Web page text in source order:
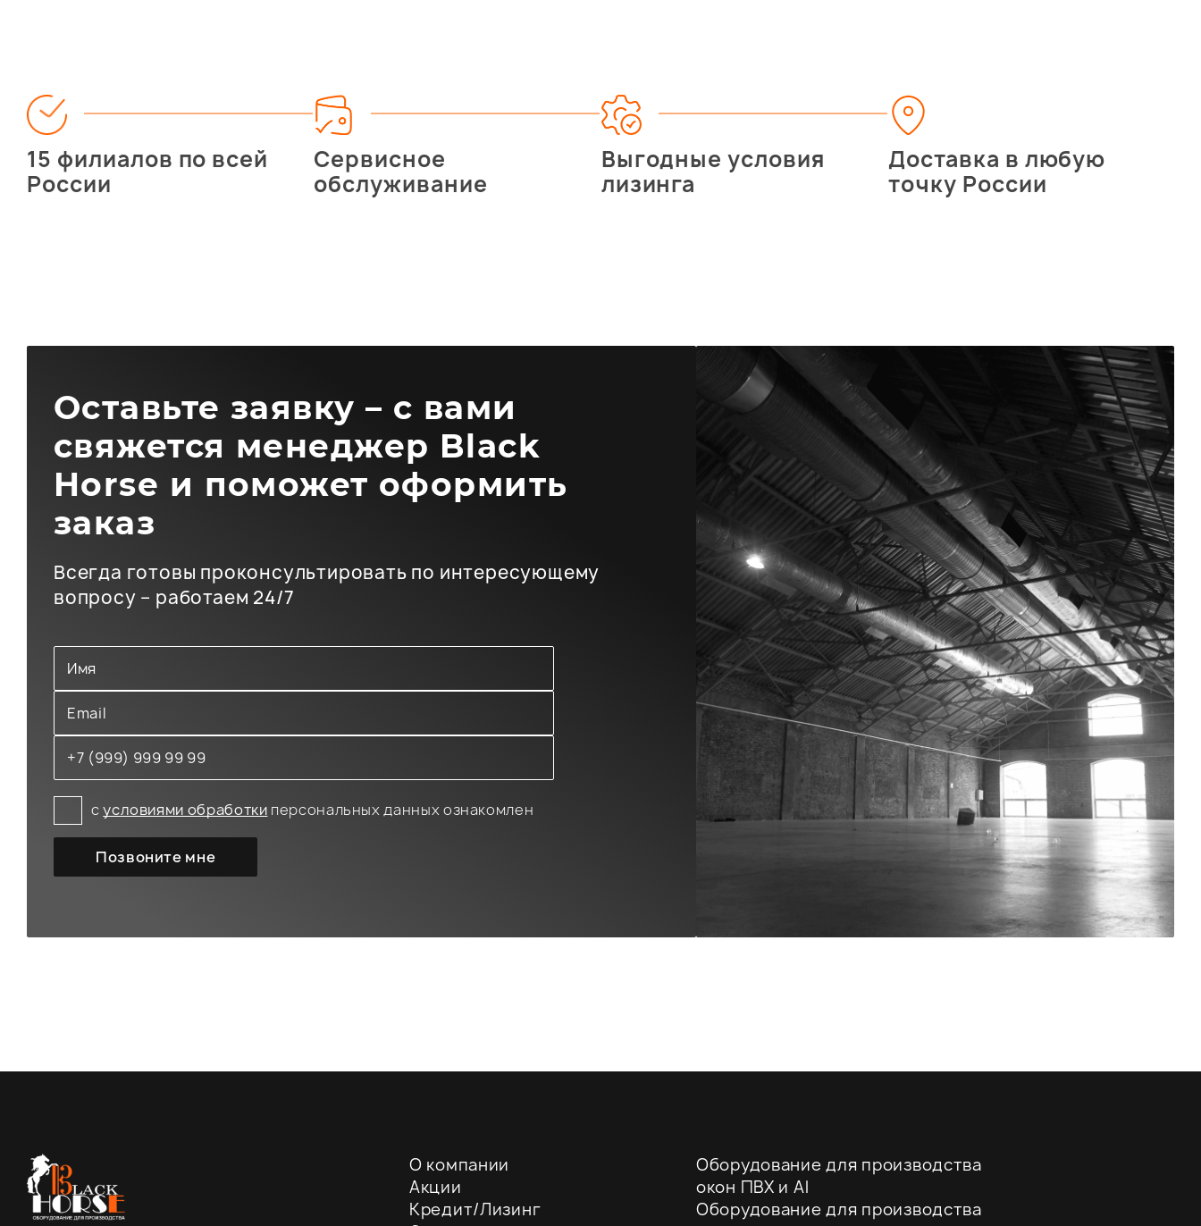
15 филиалов по всей
России
Сервисное
обслуживание
Выгодные условия
лизинга
Доставка в любую
точку России
Оставьте заявку – с вами
свяжется менеджер Black
Horse и поможет оформить
заказ
Всегда готовы проконсультировать по интересующему
вопросу – работаем 24/7
сусловиями обработки персональных данных ознакомлен
О компании
Акции
Кредит/Лизинг
Оборудование для производства
окон ПВХ и Al
Оборудование для производства